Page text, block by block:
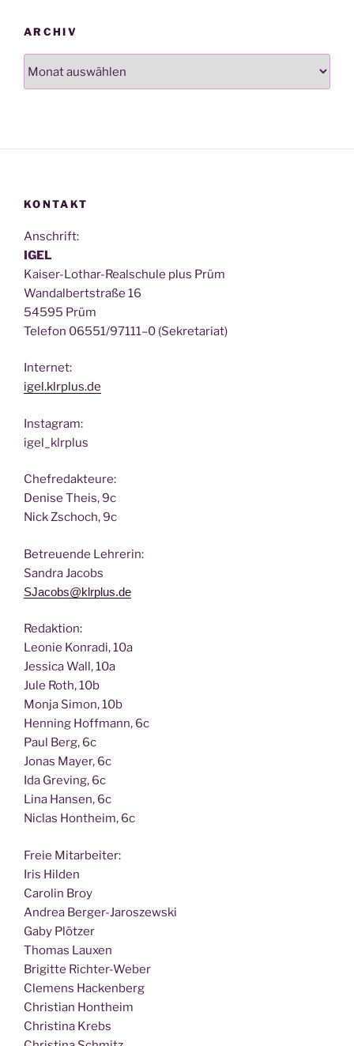
ARCHIV
KONTAKT
Anschrift:
IGEL
Kai­ser-Lothar-Real­schu­le plus Prüm
Wan­dal­bert­stra­ße 16
54595 Prüm
Tele­fon 06551/97111–0 (Sekre­ta­ri­at)
Inter­net:
igel.klrplus.de
Insta­gram:
igel_klrplus
Chef­re­dak­teu­re:
Deni­se Theis, 9c
Nick Zscho­ch, 9c
Betreu­en­de Lehrerin:
San­dra Jacobs
SJacobs@klrplus.de
Redak­ti­on:
Leo­nie Kon­ra­di, 10a
Jes­si­ca Wall, 10a
Jule Roth, 10b
Mon­ja Simon, 10b
Hen­ning Hoff­mann, 6c
Paul Berg, 6c
Jonas May­er, 6c
Ida Gre­ving, 6c
Lina Han­sen, 6c
Nic­las Hont­heim, 6c
Freie Mit­ar­bei­ter:
Iris Hilden
Caro­lin Broy
Andrea Berger-Jaroszewski
Gaby Plötzer
Tho­mas Lauxen
Bri­git­te Richter-Weber
Cle­mens Hackenberg
Chris­ti­an Hontheim
Chris­ti­na Krebs